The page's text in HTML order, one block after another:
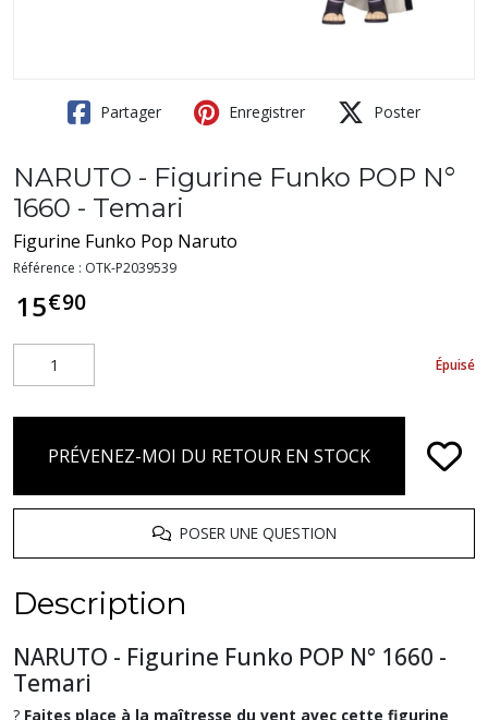
Partager Enregistrer Poster
NARUTO - Figurine Funko POP N°
1660 - Temari
Figurine Funko Pop Naruto
Référence : OTK-P2039539
15€90
Épuisé
PRÉVENEZ-MOI DU RETOUR EN STOCK
POSER UNE QUESTION
Description
NARUTO - Figurine Funko POP N° 1660 -
Temari
? Faites place à la maîtresse du vent avec cette figurine